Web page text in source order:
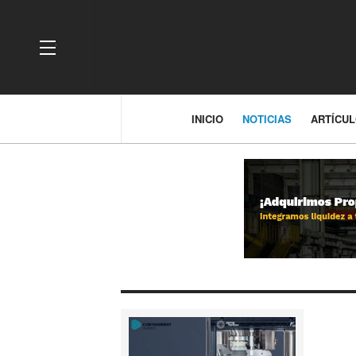
OFF CANVAS
INICIO NOTICIAS